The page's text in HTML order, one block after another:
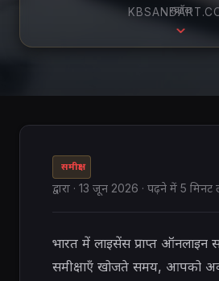
स्क्रॉल
समीक्षा
द्वारा · 13 जून 2026 · पढ़ने में 5 मिनट
भारत में लाइसेंस प्राप्त ऑनलाइन
समीक्षाएँ खोजते समय, आपको